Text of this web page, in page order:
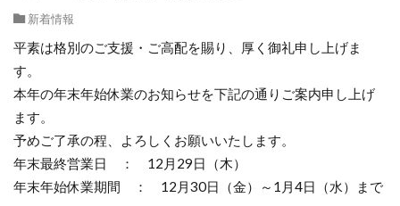
新着情報
平素は格別のご支援・ご高配を賜り、厚く御礼申し上げま
す。
本年の年末年始休業のお知らせを下記の通りご案内申し上げ
ます。
予めご了承の程、よろしくお願いいたします。
年末最終営業日 ： 12月29日（木）
年末年始休業期間 ： 12月30日（金）～1月4日（水）まで